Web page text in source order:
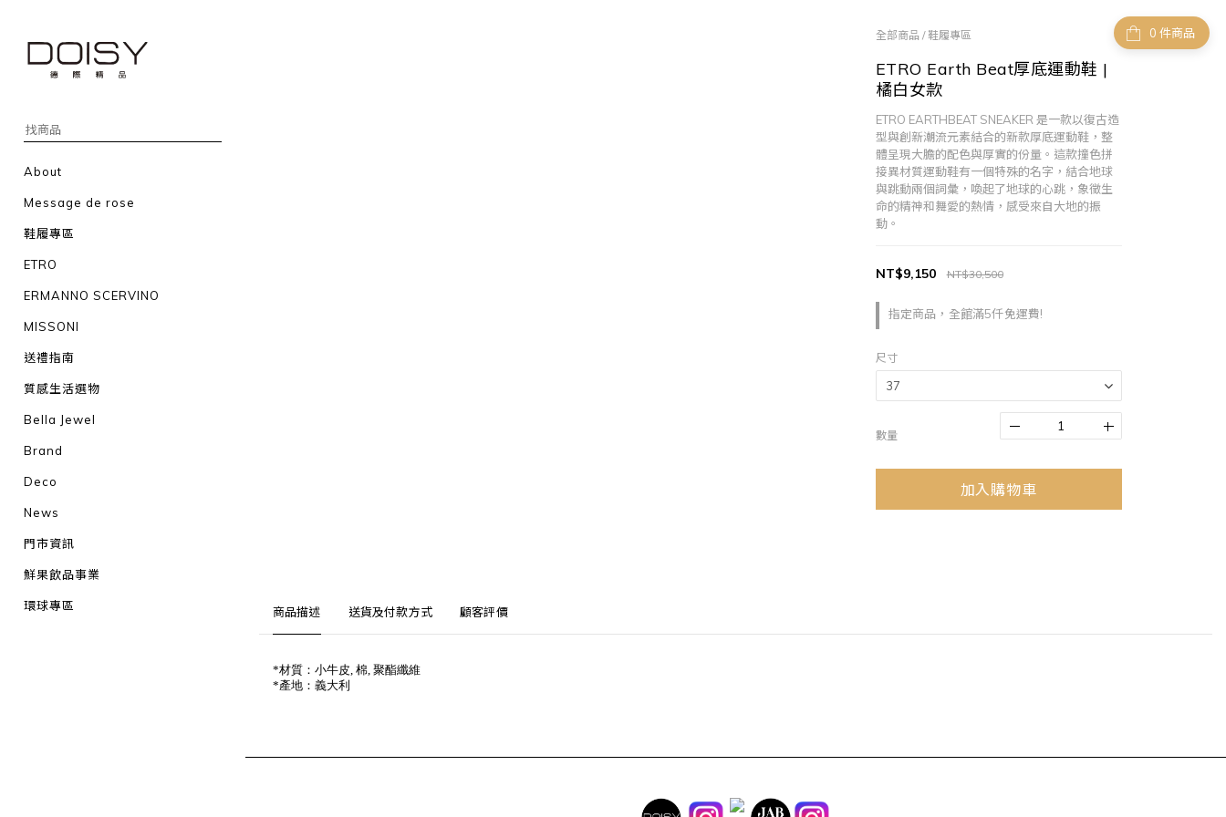
About
Message de rose
鞋履專區
ETRO
ERMANNO SCERVINO
MISSONI
送禮指南
質感生活選物
Bella Jewel
Brand
Deco
News
門市資訊
鮮果飲品事業
環球專區
件商品
全部商品 /鞋履專區
ETRO Earth Beat厚底運動鞋 |
橘白女款
ETRO EARTHBEAT SNEAKER 是一款以復古造
型與創新潮流元素結合的新款厚底運動鞋，整
體呈現大膽的配色與厚實的份量。這款撞色拼
接異材質運動鞋有一個特殊的名字，結合地球
與跳動兩個詞彙，喚起了地球的心跳，象徵生
命的精神和舞愛的熱情，感受來自大地的振
動。
指定商品，全館滿5仟免運費!
NT$30,500
NT$9,150
尺寸
數量
加入購物車
商品描述 送貨及付款方式 顧客評價
*材質：小牛皮, 棉, 聚酯纖維
*產地：義大利